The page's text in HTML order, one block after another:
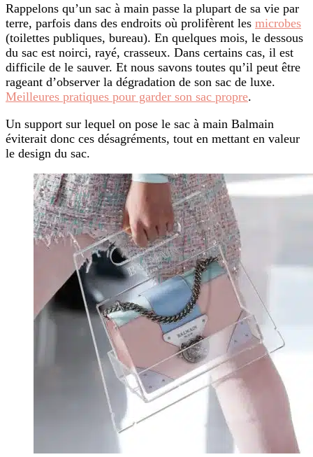
Rappelons qu’un sac à main passe la plupart de sa vie par
terre, parfois dans des endroits où prolifèrent les microbes
(toilettes publiques, bureau). En quelques mois, le dessous
du sac est noirci, rayé, crasseux. Dans certains cas, il est
difficile de le sauver. Et nous savons toutes qu’il peut être
rageant d’observer la dégradation de son sac de luxe.
Meilleures pratiques pour garder son sac propre.
Un support sur lequel on pose le sac à main Balmain
éviterait donc ces désagréments, tout en mettant en valeur
le design du sac.